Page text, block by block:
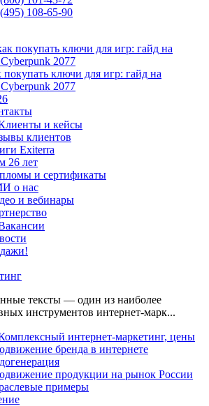
108-65-90
покупать ключи для игр: гайд на
2077
и кейсы
клиентов
Exiterra
26 лет
и сертификаты
о нас
и вебинары
тексты — один из наиболее
инструментов интернет-марк...
интернет-маркетинг, цены
бренда в интернете
продукции на рынок России
примеры